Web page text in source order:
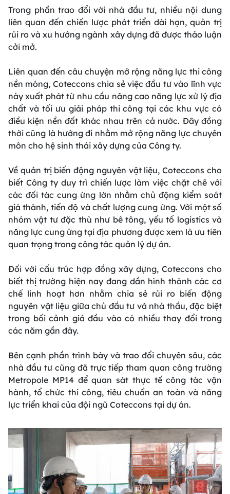
Trong phần trao đổi với nhà đầu tư, nhiều nội dung
liên quan đến chiến lược phát triển dài hạn, quản trị
rủi ro và xu hướng ngành xây dựng đã được thảo luận
cởi mở.
Liên quan đến câu chuyện mở rộng năng lực thi công
nền móng, Coteccons chia sẻ việc đầu tư vào lĩnh vực
này xuất phát từ nhu cầu nâng cao năng lực xử lý địa
chất và tối ưu giải pháp thi công tại các khu vực có
điều kiện nền đất khác nhau trên cả nước. Đây đồng
thời cũng là hướng đi nhằm mở rộng năng lực chuyên
môn cho hệ sinh thái xây dựng của Công ty.
Về quản trị biến động nguyên vật liệu, Coteccons cho
biết Công ty duy trì chiến lược làm việc chặt chẽ với
các đối tác cung ứng lớn nhằm chủ động kiểm soát
giá thành, tiến độ và chất lượng cung ứng. Với một số
nhóm vật tư đặc thù như bê tông, yếu tố logistics và
năng lực cung ứng tại địa phương được xem là ưu tiên
quan trọng trong công tác quản lý dự án.
Đối với cấu trúc hợp đồng xây dựng, Coteccons cho
biết thị trường hiện nay đang dần hình thành các cơ
chế linh hoạt hơn nhằm chia sẻ rủi ro biến động
nguyên vật liệu giữa chủ đầu tư và nhà thầu, đặc biệt
trong bối cảnh giá đầu vào có nhiều thay đổi trong
các năm gần đây.
Bên cạnh phần trình bày và trao đổi chuyên sâu, các
nhà đầu tư cũng đã trực tiếp tham quan công trường
Metropole MP14 để quan sát thực tế công tác vận
hành, tổ chức thi công, tiêu chuẩn an toàn và năng
lực triển khai của đội ngũ Coteccons tại dự án.